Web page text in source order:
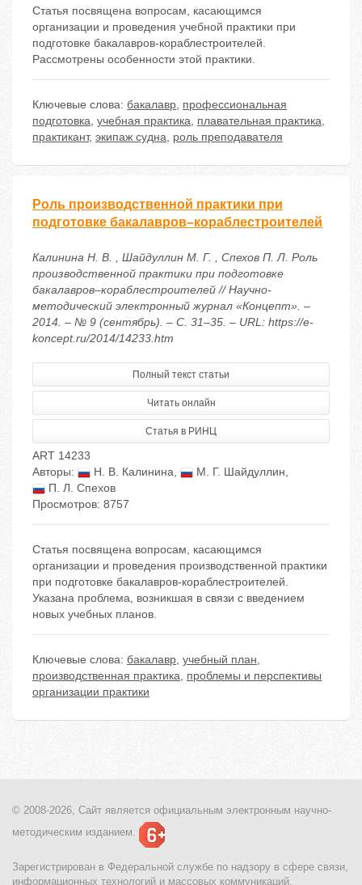
Статья посвящена вопросам, касающимся
организации и проведения учебной практики при
подготовке бакалавров-кораблестроителей.
Рассмотрены особенности этой практики.
Ключевые слова: бакалавр, профессиональная
подготовка, учебная практика, плавательная практика,
практикант, экипаж судна, роль преподавателя
Роль производственной практики при
подготовке бакалавров–кораблестроителей
Калинина Н. В. , Шайдуллин М. Г. , Спехов П. Л. Роль
производственной практики при подготовке
бакалавров–кораблестроителей // Научно-
методический электронный журнал «Концепт». –
2014. – № 9 (сентябрь). – С. 31–35. – URL: https://e-
koncept.ru/2014/14233.htm
Полный текст статьи
Читать онлайн
Статья в РИНЦ
ART 14233
Авторы:
Н. В. Калинина, М. Г. Шайдуллин,
П. Л. Спехов
Просмотров: 8757
Статья посвящена вопросам, касающимся
организации и проведения производственной практики
при подготовке бакалавров-кораблестроителей.
Указана проблема, возникшая в связи с введением
новых учебных планов.
Ключевые слова: бакалавр, учебный план,
производственная практика, проблемы и перспективы
организации практики
© 2008-2026, Сайт является официальным электронным научно-
методическим изданием.
Зарегистрирован в Федеральной службе по надзору в сфере связи,
информационных технологий и массовых коммуникаций.